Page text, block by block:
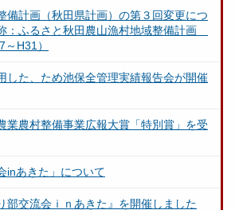
備計画（秋田県計画）の第３回変更につ
：ふるさと秋田農山漁村地域整備計画
H31）
した、ため池保全管理実績報告会が開催
業農村整備事業広報大賞「特別賞」を受
inあきた」について
部交流会ｉｎあきた』を開催しました